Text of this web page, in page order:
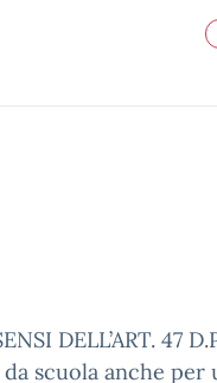
DELL’ART. 47
scuola anche per